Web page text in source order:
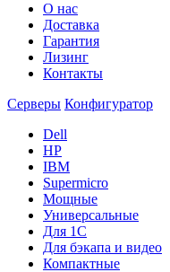
О нас
Доставка
Гарантия
Лизинг
Контакты
Серверы Конфигуратор
Dell
HP
IBM
Supermicro
Мощные
Универсальные
Для 1С
Для бэкапа и видео
Компактные